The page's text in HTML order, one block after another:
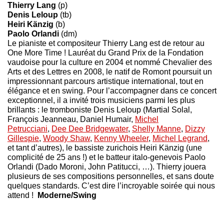
Thierry Lang (p)
Denis Leloup (tb)
Heiri Känzig (b)
Paolo Orlandi (dm)
Le pianiste et compositeur Thierry Lang est de retour au
One More Time ! Lauréat du Grand Prix de la Fondation
vaudoise pour la culture en 2004 et nommé Chevalier des
Arts et des Lettres en 2008, le natif de Romont poursuit un
impressionnant parcours artistique international, tout en
élégance et en swing. Pour l’accompagner dans ce concert
exceptionnel, il a invité trois musiciens parmi les plus
brillants : le tromboniste Denis Leloup (Martial Solal,
François Jeanneau, Daniel Humair, Michel
Petrucciani, Dee Dee Bridgewater, Shelly Manne, Dizzy
Gillespie, Woody Shaw, Kenny Wheeler, Michel Legrand,
et tant d’autres), le bassiste zurichois Heiri Känzig (une
complicité de 25 ans !) et le batteur italo-genevois Paolo
Orlandi (Dado Moroni, John Patitucci, …). Thierry jouera
plusieurs de ses compositions personnelles, et sans doute
quelques standards. C’est dire l’incroyable soirée qui nous
attend !
Moderne/Swing